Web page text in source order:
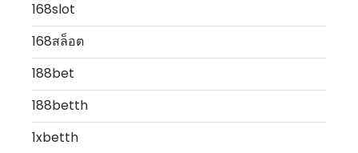
168slot
168สล็อต
188bet
188betth
1xbetth